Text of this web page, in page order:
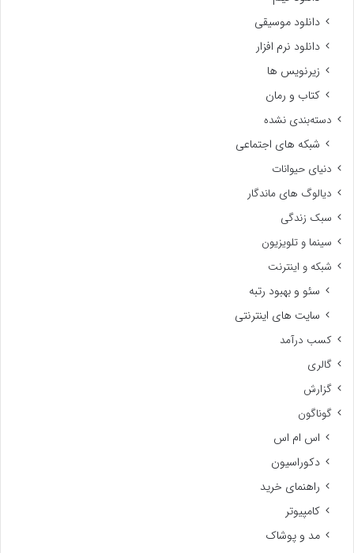
دانلود موسیقی
دانلود نرم افزار
زیرنویس ها
کتاب و رمان
دسته‌بندی نشده
شبکه های اجتماعی
دنیای حیوانات
دیالوگ های ماندگار
سبک زندگی
سینما و تلویزیون
شبکه و اینترنت
سئو و بهبود رتبه
سایت های اینترنتی
کسب درآمد
گالری
گزارش
گوناگون
اس ام اس
دکوراسیون
راهنمای خرید
کامپیوتر
مد و پوشاک